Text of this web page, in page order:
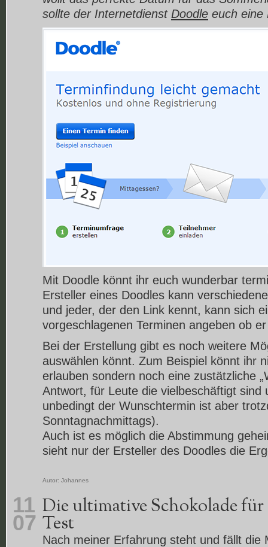
sollte der Internetdienst Doodle euch eine
Mit Doodle könnt ihr euch wunderbar
Ersteller eines Doodles kann
und jeder, der den Link kennt, kann sich
vorgeschlagenen Terminen angeben ob
Bei der Erstellung gibt es noch weitere
auswählen könnt. Zum Beispiel könnt ihr
erlauben sondern noch eine zustätzliche
Antwort, für Leute die vielbeschäftigt sind
unbedingt der Wunschtermin ist aber
Sonntagnachmittags).
Auch ist es möglich die Abstimmung
sieht nur der Ersteller des Doodles die
Autor: Johannes
11
07
Die ultimative Schokolade für
Test
Nach meiner Erfahrung steht und fällt die